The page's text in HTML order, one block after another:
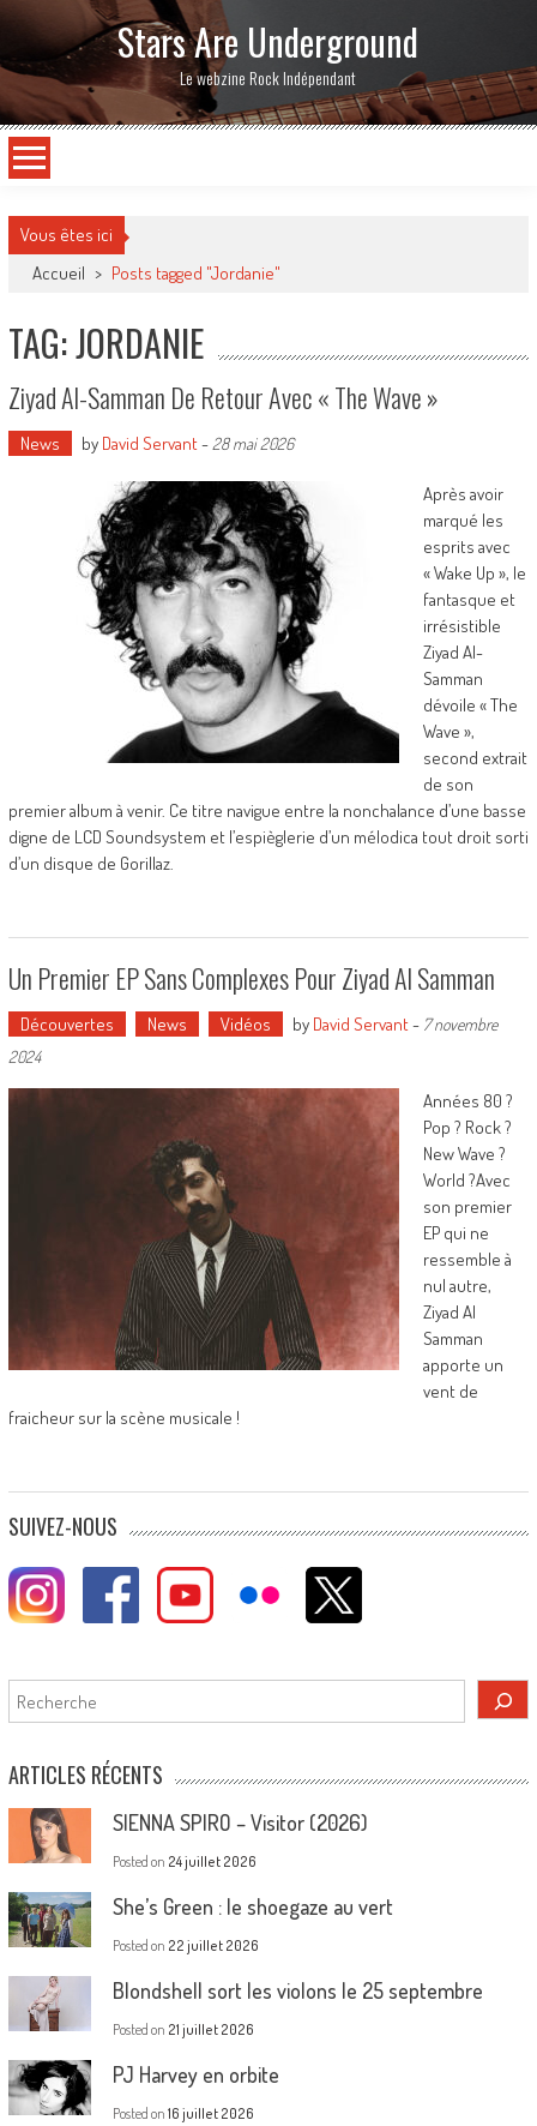
Stars Are Underground
Le webzine Rock Indépendant
Vous êtes ici
Accueil > Posts tagged "Jordanie"
TAG: JORDANIE
Ziyad Al-Samman De Retour Avec « The Wave »
News by David Servant- 28 mai 2026
Après avoir
marqué les
esprits avec
« Wake Up », le
fantasque et
irrésistible
Ziyad Al-
Samman
dévoile « The
Wave »,
second extrait
de son
premier album à venir. Ce titre navigue entre la nonchalance d’une basse
digne de LCD Soundsystem et l’espièglerie d’un mélodica tout droit sorti
d’un disque de Gorillaz.
Un Premier EP Sans Complexes Pour Ziyad Al Samman
Découvertes News Vidéos by David Servant- 7 novembre
2024
Années 80 ?
Pop ? Rock ?
New Wave ?
World ?Avec
son premier
EP qui ne
ressemble à
nul autre,
Ziyad Al
Samman
apporte un
vent de
fraicheur sur la scène musicale !
SUIVEZ-NOUS
Rechercher
ARTICLES RÉCENTS
SIENNA SPIRO – Visitor (2026)
Posted on 24 juillet 2026
She’s Green : le shoegaze au vert
Posted on 22 juillet 2026
Blondshell sort les violons le 25 septembre
Posted on 21 juillet 2026
PJ Harvey en orbite
Posted on 16 juillet 2026